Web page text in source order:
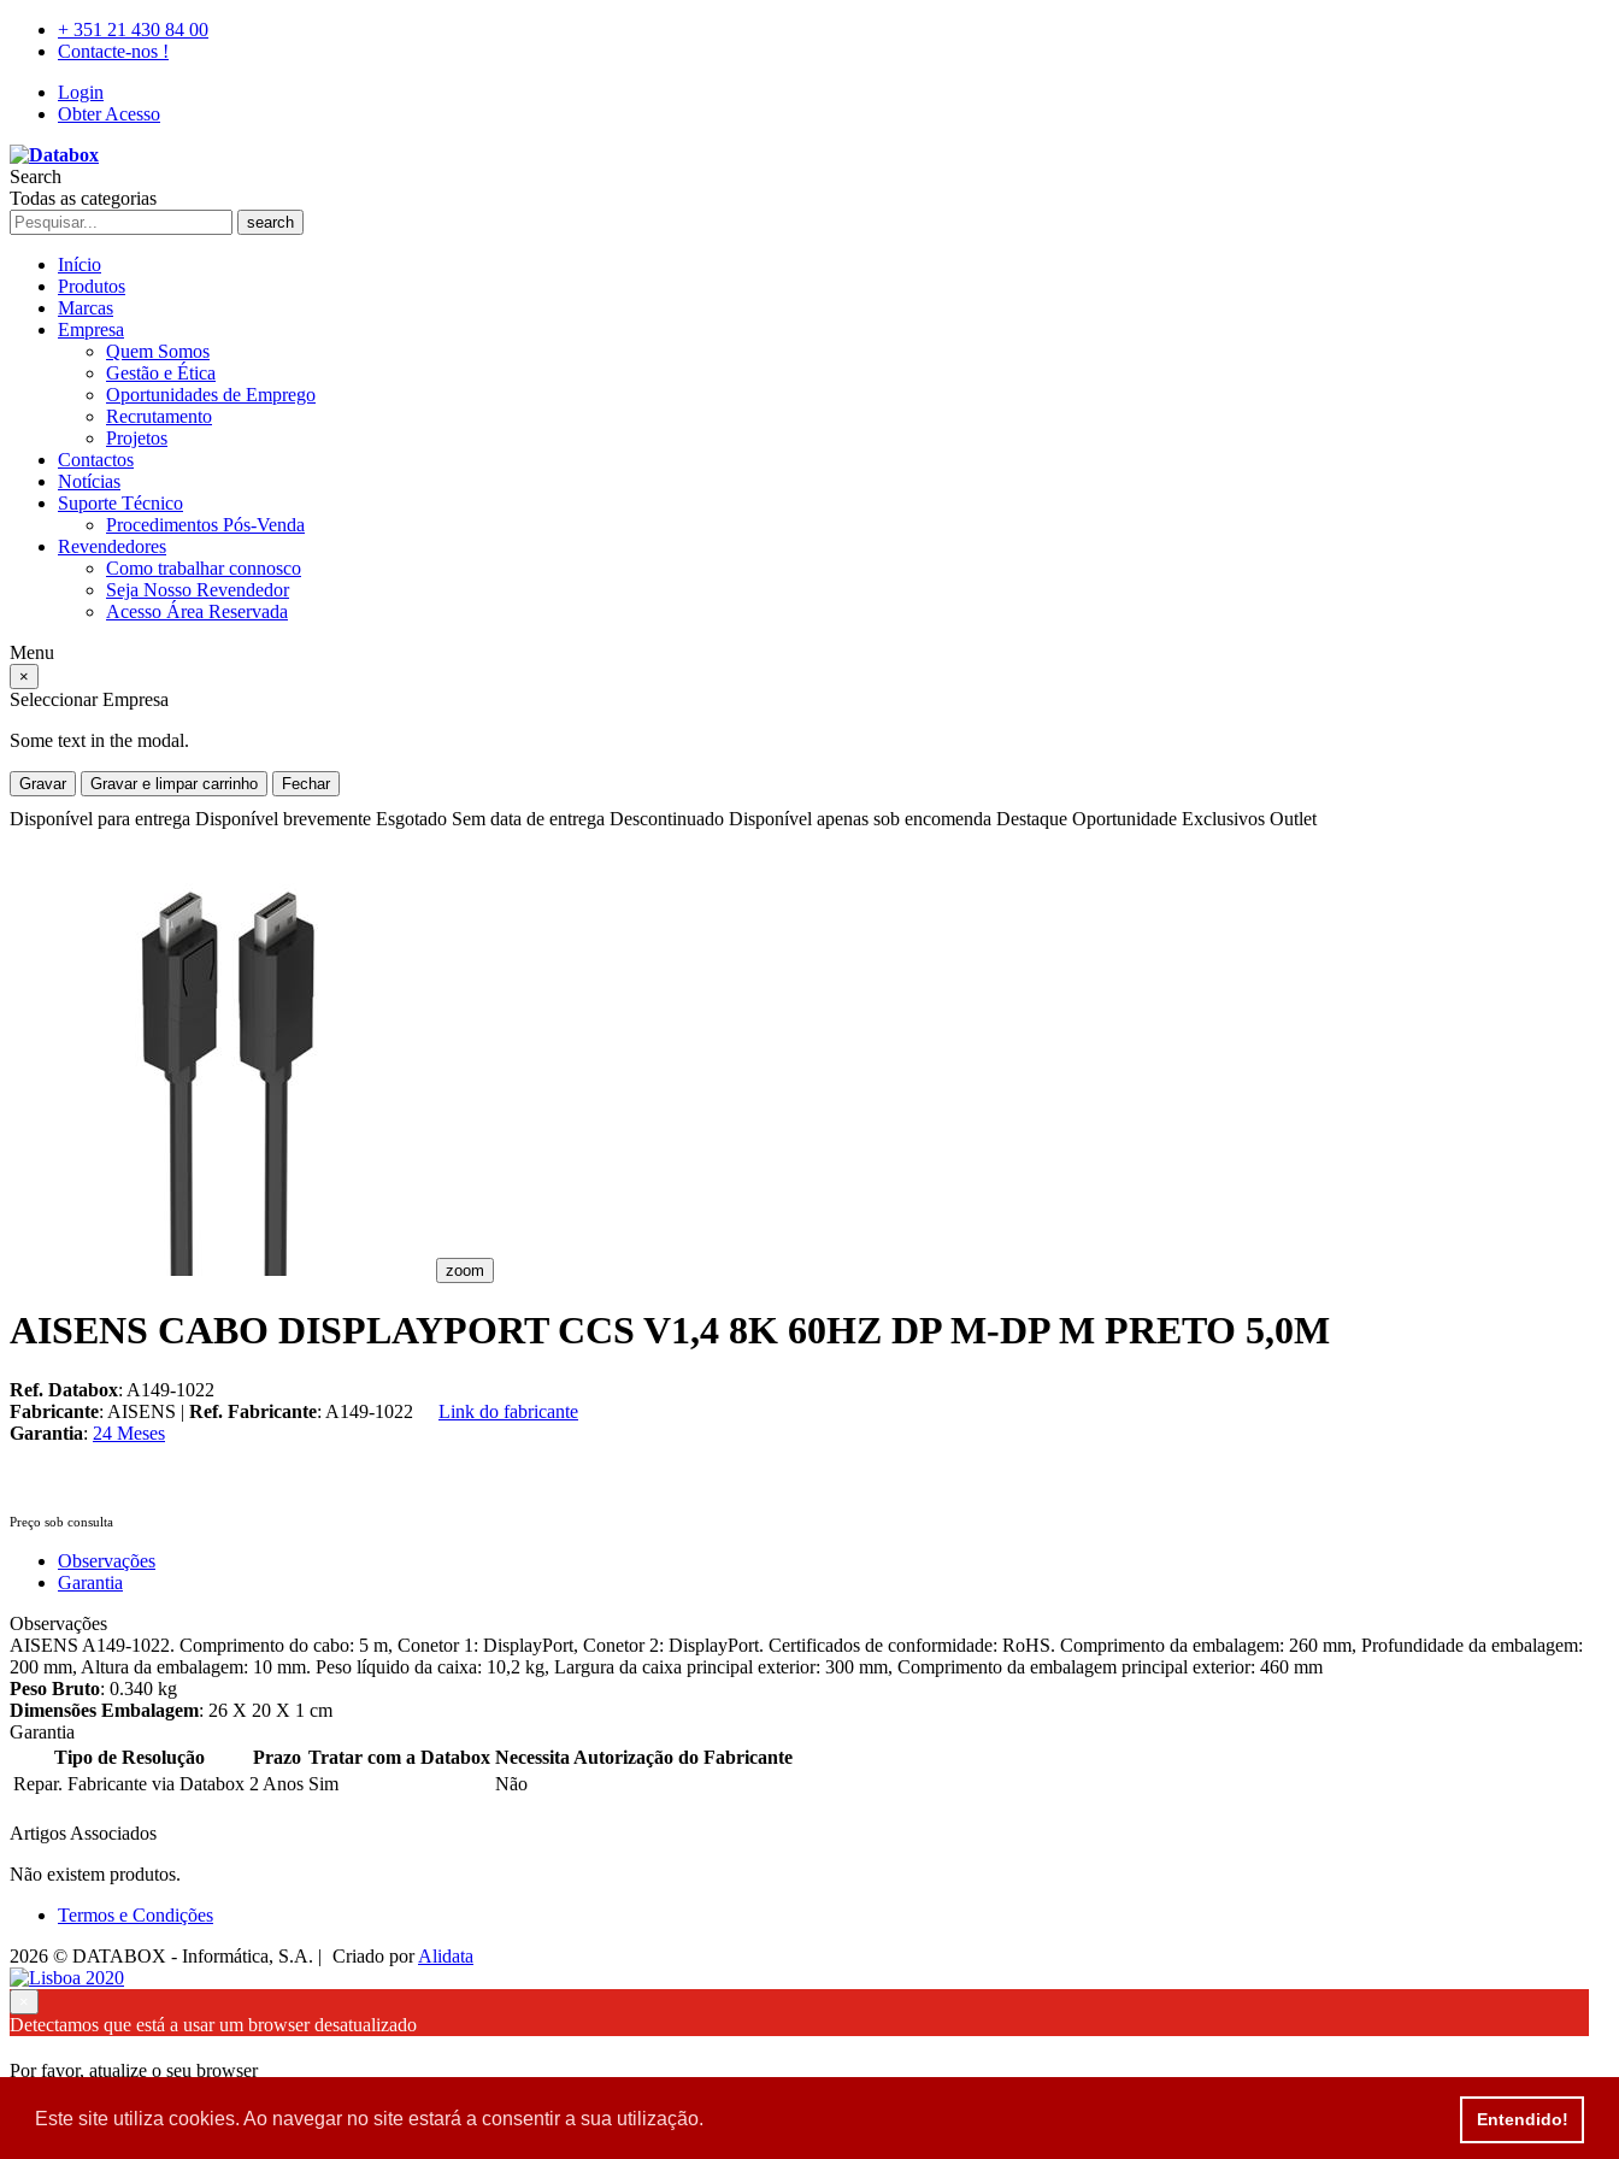
Este site utiliza cookies. Ao navegar no site estará a consentir a sua utilização. Entendido!
+ 351 21 430 84 00
Contacte-nos !
Login
Obter Acesso
Search
Todas as categorias
search
Início
Produtos
Marcas
Empresa
Quem Somos
Gestão e Ética
Oportunidades de Emprego
Recrutamento
Projetos
Contactos
Notícias
Suporte Técnico
Procedimentos Pós-Venda
Revendedores
Como trabalhar connosco
Seja Nosso Revendedor
Acesso Área Reservada
Menu
×
Seleccionar Empresa
Some text in the modal.
Gravar Gravar e limpar carrinho Fechar
Disponível para entrega Disponível brevemente Esgotado Sem data de entrega Descontinuado Disponível apenas sob encomenda Destaque Oportunidade Exclusivos Outlet
zoom
AISENS CABO DISPLAYPORT CCS V1,4 8K 60HZ DP M-DP M PRETO 5,0M
Ref. Databox: A149-1022
Fabricante: AISENS | Ref. Fabricante: A149-1022
Link do fabricante
Garantia: 24 Meses
Preço sob consulta
Observações
Garantia
Observações
AISENS A149-1022. Comprimento do cabo: 5 m, Conetor 1: DisplayPort, Conetor 2: DisplayPort. Certificados de conformidade: RoHS. Comprimento da embalagem: 260 mm, Profundidade da embalagem:
200 mm, Altura da embalagem: 10 mm. Peso líquido da caixa: 10,2 kg, Largura da caixa principal exterior: 300 mm, Comprimento da embalagem principal exterior: 460 mm
Peso Bruto: 0.340 kg
Dimensões Embalagem: 26 X 20 X 1 cm
Garantia
Tipo de Resolução
Prazo Tratar com a Databox Necessita Autorização do Fabricante
Repar. Fabricante via Databox 2 Anos Sim Não
Artigos Associados
Não existem produtos.
Termos e Condições
2026 © DATABOX - Informática, S.A. | Criado porAlidata
Detectamos que está a usar um browser desatualizado
Por favor, atualize o seu browser